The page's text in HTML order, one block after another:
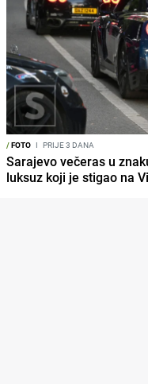
/FOTO I PRIJE 3 DANA
Sarajevo večeras u
luksuz koji je stigao na